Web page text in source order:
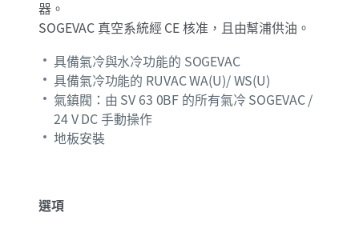
器。
SOGEVAC 真空系統經 CE 核准，且由幫浦供油。
具備氣冷與水冷功能的 SOGEVAC
具備氣冷功能的 RUVAC WA(U)/ WS(U)
氣鎮閥：由 SV 63 0BF 的所有氣冷 SOGEVAC /
24 V DC 手動操作
地板安裝
選項